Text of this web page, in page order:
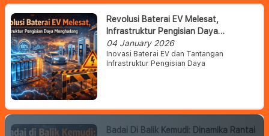
Revolusi Baterai EV Melesat,
Infrastruktur Pengisian Daya
Menghadang
04 January 2026
Inovasi Baterai EV dan Tantangan
Infrastruktur Pengisian Daya
Badai Di Balik Kemudi: Dinamika Rantai